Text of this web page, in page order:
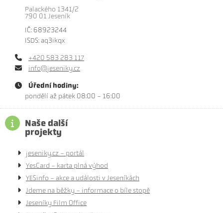
Palackého 1341/2
790 01 Jeseník
IČ: 68923244
ISDS: aq3ikqx
+420 583 283 117
info@jeseniky.cz
Úřední hodiny:
pondělí až pátek 08:00 - 16:00
Naše další
projekty
jeseniky.cz - portál
YesCard - karta plná výhod
YESinfo - akce a události v Jeseníkách
Jdeme na běžky - informace o bíle stopě
Jeseníky Film Office